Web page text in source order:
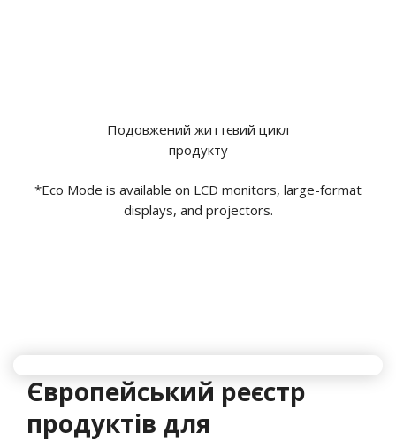
Подовжений життєвий цикл
продукту
*Eco Mode is available on LCD monitors, large-format
displays, and projectors.
Європейський реєстр
продуктів для